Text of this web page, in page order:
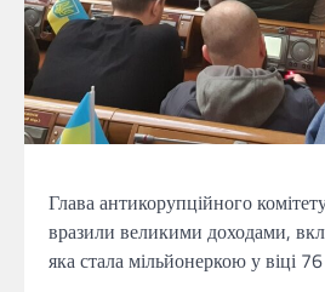
Глава антикорупційного
вразили великими доходами,
яка стала мільйонеркою у віці